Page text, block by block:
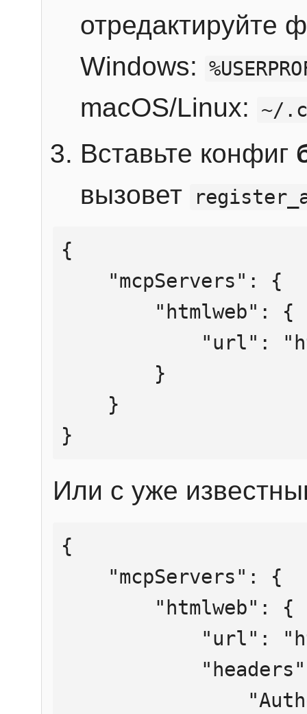
отредактируйте
Windows:
macOS/Linux: ~/
Вставьте конфиг
вызовет
{
}
Или с уже
{